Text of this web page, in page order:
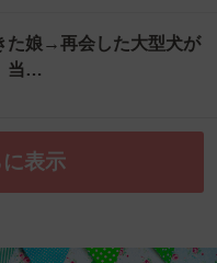
た娘→再会した大型犬が
当…
表示